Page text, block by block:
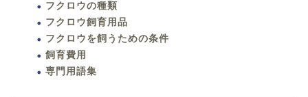
フクロウの種類
フクロウ飼育用品
フクロウを飼うための条件
飼育費用
専門用語集